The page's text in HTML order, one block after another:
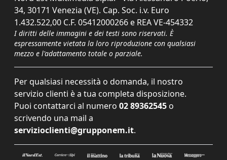
34, 30171 Venezia (VE). Cap. Soc. i.v. Euro
1.432.522,00 C.F. 05412000266 e REA VE-454332
I diritti delle immagini e dei testi sono riservati. È
espressamente vietata la loro riproduzione con qualsiasi
mezzo e l'adattamento totale o parziale.
Per qualsiasi necessità o domanda, il nostro
servizio clienti è a tua completa disposizione.
Puoi contattarci al numero 02 89362545 o
scrivendo una mail a
servizioclienti@grupponem.it.